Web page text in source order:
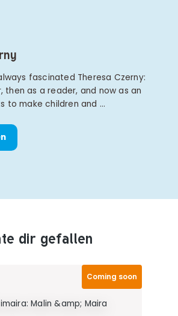
fascinated Theresa Czerny:
then as a reader, and now as an
to make children and …
überspringen
dir gefallen
Coming soon